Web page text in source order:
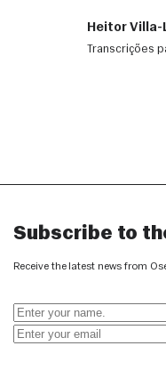
Heitor Villa-
Transcrições
Subscribe to
Receive the latest news from